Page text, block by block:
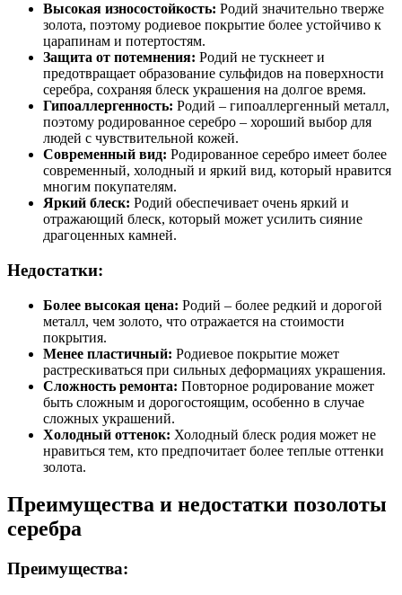
Высокая износостойкость: Родий значительно тверже
золота, поэтому родиевое покрытие более устойчиво к
царапинам и потертостям.
Защита от потемнения: Родий не тускнеет и
предотвращает образование сульфидов на поверхности
серебра, сохраняя блеск украшения на долгое время.
Гипоаллергенность: Родий – гипоаллергенный металл,
поэтому родированное серебро – хороший выбор для
людей с чувствительной кожей.
Современный вид: Родированное серебро имеет более
современный, холодный и яркий вид, который нравится
многим покупателям.
Яркий блеск: Родий обеспечивает очень яркий и
отражающий блеск, который может усилить сияние
драгоценных камней.
Недостатки:
Более высокая цена: Родий – более редкий и дорогой
металл, чем золото, что отражается на стоимости
покрытия.
Менее пластичный: Родиевое покрытие может
растрескиваться при сильных деформациях украшения.
Сложность ремонта: Повторное родирование может
быть сложным и дорогостоящим, особенно в случае
сложных украшений.
Холодный оттенок: Холодный блеск родия может не
нравиться тем, кто предпочитает более теплые оттенки
золота.
Преимущества и недостатки позолоты
серебра
Преимущества: